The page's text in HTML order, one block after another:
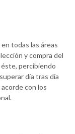
todas las áreas
y compra del
percibiendo
día tras día
con los